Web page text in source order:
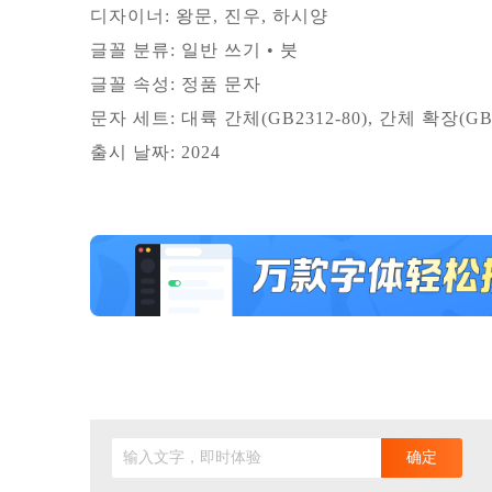
디자이너: 왕문, 진우, 하시양
글꼴 분류: 일반 쓰기 • 붓
글꼴 속성: 정품 문자
문자 세트: 대륙 간체(GB2312-80), 간체 확장
출시 날짜: 2024
输入文字，即时体验 确定